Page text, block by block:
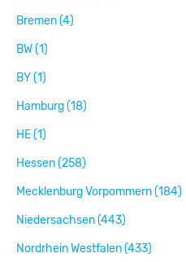
Bremen (4)
BW (1)
BY (1)
Hamburg (18)
HE (1)
Hessen (258)
Mecklenburg Vorpommern (184)
Niedersachsen (443)
Nordrhein Westfalen (433)